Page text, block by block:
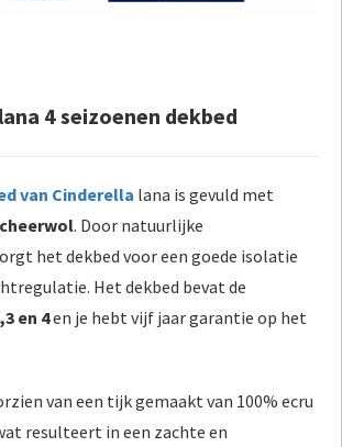
4 seizoenen dekbed
van Cinderella lana is gevuld met
. Door natuurlijke
het dekbed voor een goede isolatie
Het dekbed bevat de
en 4en je hebt vijf jaar garantie op het
van een tijk gemaakt van 100% ecru
resulteert in een zachte en